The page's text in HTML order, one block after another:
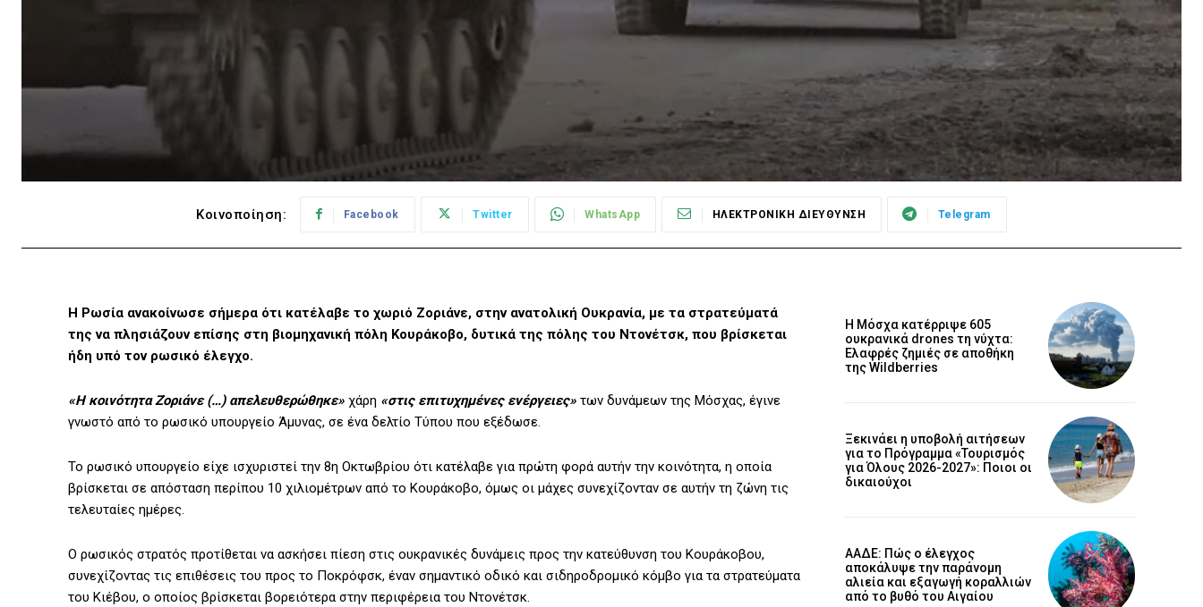
Κοινοποίηση: Facebook Twitter WhatsApp ΗΛΕΚΤΡΟΝΙΚΗ ΔΙΕΥΘΥΝΣΗ Telegram
Η Ρωσία ανακοίνωσε σήμερα ότι κατέλαβε το χωριό Ζοριάνε, στην ανατολική Ουκρανία, με τα στρατεύματά
της να πλησιάζουν επίσης στη βιομηχανική πόλη Κουράκοβο, δυτικά της πόλης του Ντονέτσκ, που βρίσκεται
ήδη υπό τον ρωσικό έλεγχο.
«Η κοινότητα Ζοριάνε (…) απελευθερώθηκε» χάρη «στις επιτυχημένες ενέργειες» των δυνάμεων της Μόσχας, έγινε
γνωστό από το ρωσικό υπουργείο Άμυνας, σε ένα δελτίο Τύπου που εξέδωσε.
Το ρωσικό υπουργείο είχε ισχυριστεί την 8η Οκτωβρίου ότι κατέλαβε για πρώτη φορά αυτήν την κοινότητα, η οποία
βρίσκεται σε απόσταση περίπου 10 χιλιομέτρων από το Κουράκοβο, όμως οι μάχες συνεχίζονταν σε αυτήν τη ζώνη τις
τελευταίες ημέρες.
Ο ρωσικός στρατός προτίθεται να ασκήσει πίεση στις ουκρανικές δυνάμεις προς την κατεύθυνση του Κουράκοβου,
συνεχίζοντας τις επιθέσεις του προς το Ποκρόφσκ, έναν σημαντικό οδικό και σιδηροδρομικό κόμβο για τα στρατεύματα
του Κιέβου, ο οποίος βρίσκεται βορειότερα στην περιφέρεια του Ντονέτσκ.
Η Μόσχα κατέρριψε 605
ουκρανικά drones τη νύχτα:
Ελαφρές ζημιές σε αποθήκη
της Wildberries
Ξεκινάει η υποβολή αιτήσεων
για το Πρόγραμμα «Τουρισμός
για Όλους 2026-2027»: Ποιοι οι
δικαιούχοι
ΑΑΔΕ: Πώς ο έλεγχος
αποκάλυψε την παράνομη
αλιεία και εξαγωγή κοραλλιών
από το βυθό του Αιγαίου